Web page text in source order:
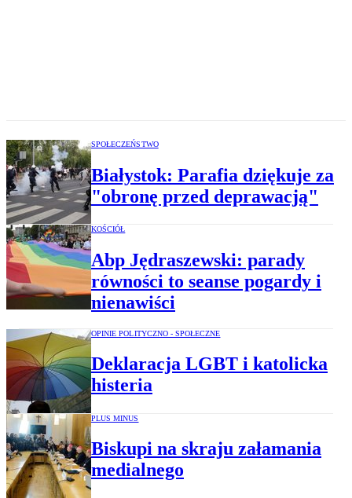
SPOŁECZEŃSTWO
Białystok: Parafia dziękuje za
"obronę przed deprawacją"
KOŚCIÓŁ
Abp Jędraszewski: parady
równości to seanse pogardy i
nienawiści
OPINIE POLITYCZNO - SPOŁECZNE
Deklaracja LGBT i katolicka
histeria
PLUS MINUS
Biskupi na skraju załamania
medialnego